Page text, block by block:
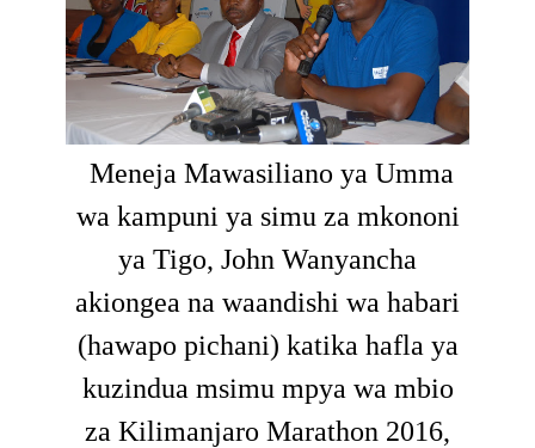
Meneja Mawasiliano ya Umma
wa kampuni ya simu za mkononi
ya Tigo, John Wanyancha
akiongea na waandishi wa habari
(hawapo pichani) katika hafla ya
kuzindua msimu mpya wa mbio
za Kilimanjaro Marathon 2016,